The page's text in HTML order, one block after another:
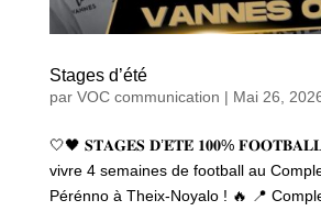
Stages d’été
par VOC communication | Mai 26,
🤍🖤 𝐒𝐓𝐀𝐆𝐄𝐒 𝐃’𝐄́𝐓𝐄́ 𝟏𝟎𝟎%
vivre 4 semaines de football au
Pérénno à Theix-Noyalo ! 🔥 📍